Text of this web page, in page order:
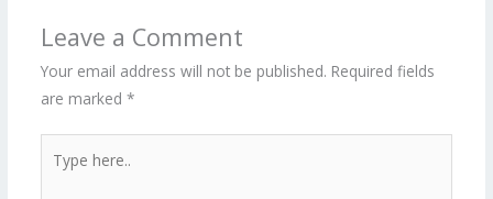
Leave a Comment
Your email address will not be published. Required fields
are marked *
here..